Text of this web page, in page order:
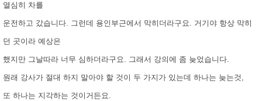
열심히 차를
운전하고 갔습니다. 그런데 용인부근에서 막히더라구요. 거기야 항상 막히
던 곳이라 예상은
했지만 그날따라 너무 심하더라구요. 그래서 강의에 좀 늦었습니다.
원래 강사가 절대 하지 말아야 할 것이 두 가지가 있는데 하나는 늦는것,
또 하나는 지각하는 것이거든요.